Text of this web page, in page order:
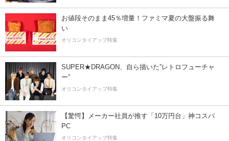
お値段そのまま45％増量！ファミマ夏の大盤振る舞
い
オリコンタイアップ特集
SUPER★DRAGON、自ら描いた”レトロフューチャ
ー”
オリコンタイアップ特集
【驚愕】メーカー社員が推す「10万円台」神コスパ
PC
オリコンタイアップ特集